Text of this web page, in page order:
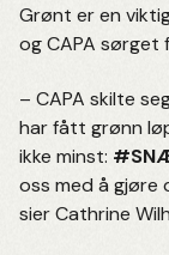
Grønt er en
og CAPA sørget
– CAPA skilte
har fått grønn
ikke minst:
oss med å gjøre
sier Cathrine